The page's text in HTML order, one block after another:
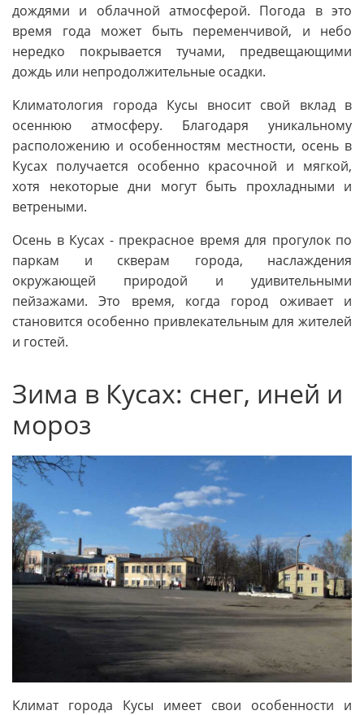
дождями и облачной атмосферой. Погода в это
время года может быть переменчивой, и небо
нередко покрывается тучами, предвещающими
дождь или непродолжительные осадки.
Климатология города Кусы вносит свой вклад в
осеннюю атмосферу. Благодаря уникальному
расположению и особенностям местности, осень в
Кусах получается особенно красочной и мягкой,
хотя некоторые дни могут быть прохладными и
ветреными.
Осень в Кусах - прекрасное время для прогулок по
паркам и скверам города, наслаждения
окружающей природой и удивительными
пейзажами. Это время, когда город оживает и
становится особенно привлекательным для жителей
и гостей.
Зима в Кусах: снег, иней и
мороз
Климат города Кусы имеет свои особенности и